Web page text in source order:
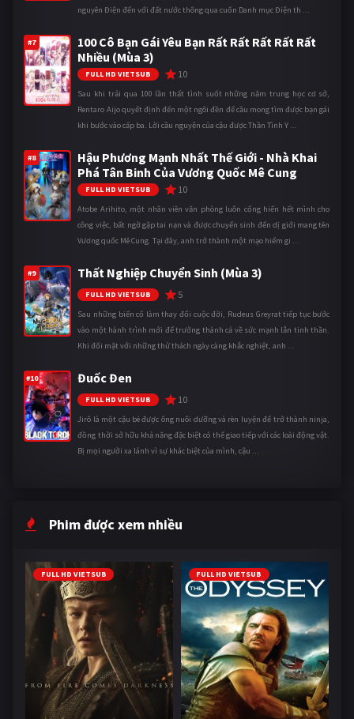
nguyên Điện đến với đất nước thông qua cuốn Danh mục Điện th ...
#7
100 Cô Bạn Gái Yêu Bạn Rất Rất Rất Rất Rất
Nhiều (Mùa 3)
FULL HD VIETSUB 10
Sau khi trải qua 100 lần thất tình suốt những năm trung học cơ sở,
Rentaro Aijo quyết định đến một ngôi đền để cầu mong tìm được bạn gái
khi bước vào cấp ba. Lời cầu nguyện của cậu được Thần Tình Y ...
#8
Hậu Phương Mạnh Nhất Thế Giới - Nhà Khai
Phá Tân Binh Của Vương Quốc Mê Cung
FULL HD VIETSUB 10
Atobe Arihito, một nhân viên văn phòng luôn cống hiến hết mình cho
công việc, bất ngờ gặp tai nạn và được chuyển sinh đến dị giới mang tên
Vương quốc Mê Cung. Tại đây, anh trở thành một mạo hiểm gi ...
#9 Thất Nghiệp Chuyển Sinh (Mùa 3)
FULL HD VIETSUB 5
Sau những biến cố làm thay đổi cuộc đời, Rudeus Greyrat tiếp tục bước
vào một hành trình mới để trưởng thành cả về sức mạnh lẫn tinh thần.
Khi đối mặt với những thử thách ngày càng khắc nghiệt, anh ...
#10 Đuốc Đen
FULL HD VIETSUB 10
Jirô là một cậu bé được ông nuôi dưỡng và rèn luyện để trở thành ninja,
đồng thời sở hữu khả năng đặc biệt có thể giao tiếp với các loài động vật.
Bị mọi người xa lánh vì sự khác biệt của mình, cậu ...
Phim được xem nhiều
FULL HD VIETSUB FULL HD VIETSUB